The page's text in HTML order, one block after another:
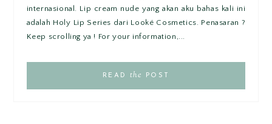
internasional. Lip cream nude yang akan aku bahas kali ini
adalah Holy Lip Series dari Looké Cosmetics. Penasaran ?
Keep scrolling ya ! For your information,...
READ the POST